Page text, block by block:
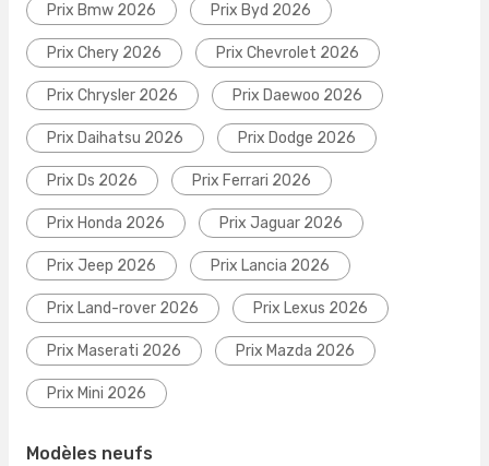
Prix Bmw 2026 Prix Byd 2026
Prix Chery 2026 Prix Chevrolet 2026
Prix Chrysler 2026 Prix Daewoo 2026
Prix Daihatsu 2026 Prix Dodge 2026
Prix Ds 2026 Prix Ferrari 2026
Prix Honda 2026 Prix Jaguar 2026
Prix Jeep 2026 Prix Lancia 2026
Prix Land-rover 2026 Prix Lexus 2026
Prix Maserati 2026 Prix Mazda 2026
Prix Mini 2026
Modèles neufs